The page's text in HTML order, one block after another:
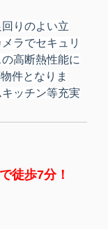
りのよい立
ラでセキュリ
高断熱性能に
件となりま
ッチン等充実
徒歩7分！